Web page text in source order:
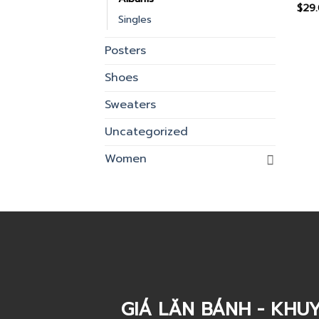
Singles
Posters
Shoes
Sweaters
Uncategorized
Women
$
GIÁ LĂN BÁNH -